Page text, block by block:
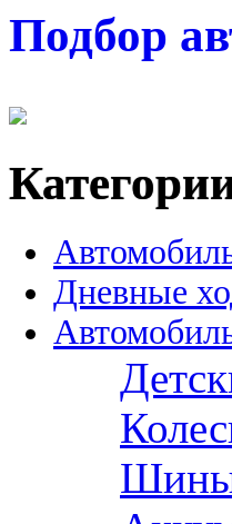
Подбор
Дневные